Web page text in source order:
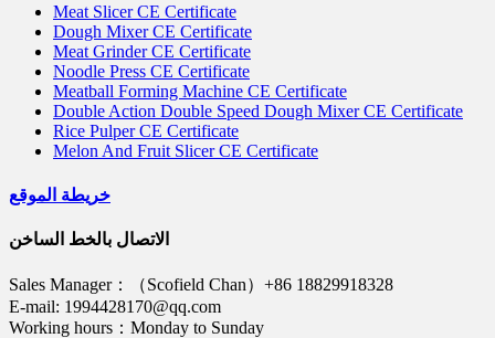
Meat Slicer CE Certificate
Dough Mixer CE Certificate
Meat Grinder CE Certificate
Noodle Press CE Certificate
Meatball Forming Machine CE Certificate
Double Action Double Speed Dough Mixer CE Certificate
Rice Pulper CE Certificate
Melon And Fruit Slicer CE Certificate
خريطة الموقع
الاتصال بالخط الساخن
Sales Manager：（Scofield Chan）+86 18829918328
E-mail: 1994428170@qq.com
Working hours：Monday to Sunday